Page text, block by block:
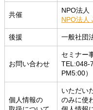
共催
NPO法人
NPO法人
後援 一般社団
お問い合わせ
セミナー
TEL:048-
PM5:00）
個人情報の
いただい
のみに使